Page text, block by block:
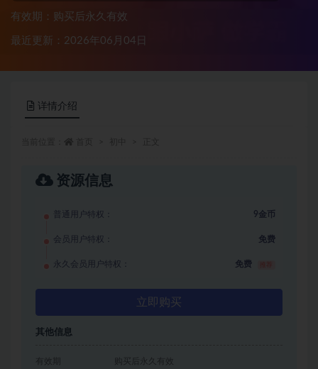
有效期：购买后永久有效
最近更新：2026年06月04日
详情介绍
资源信息
普通用户特权： 9金币
会员用户特权： 免费
永久会员用户特权： 免费
立即购买
其他信息
有效期 购买后永久有效